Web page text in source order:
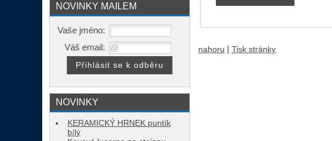
nahoru Tisk stránky
NOVINKY MAILEM
Vaše jméno:
Váš email:
NOVINKY
KERAMICKÝ HRNEK puntík
bílý